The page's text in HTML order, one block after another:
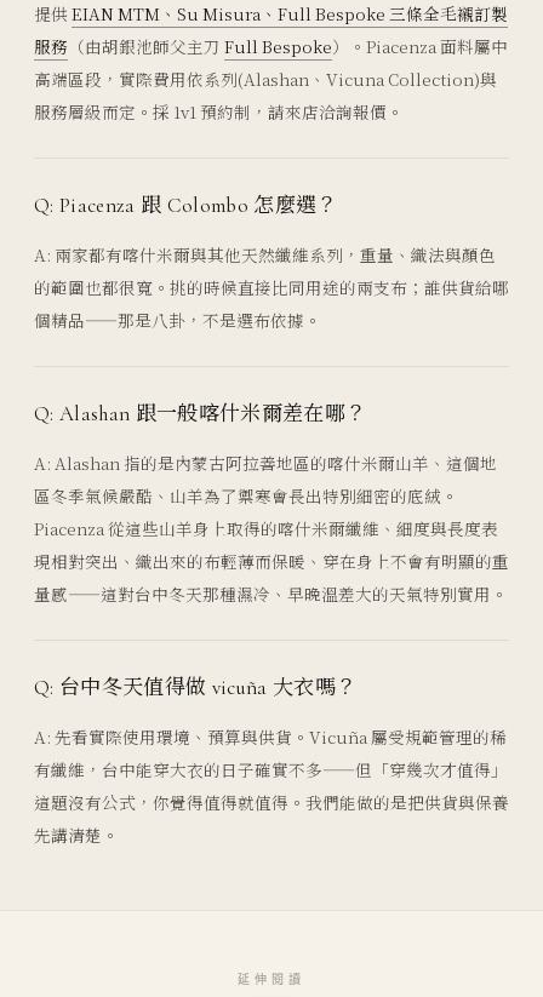
提供EIAN MTM、Su Misura、Full Bespoke 三條全毛襯訂製
服務 （由胡銀池師父主刀 Full Bespoke）。Piacenza 面料屬中
高端區段，實際費用依系列(Alashan、Vicuna Collection)與
服務層級而定。採 1v1 預約制，請來店洽詢報價。
Q: Piacenza 跟 Colombo 怎麼選？
A: 兩家都有喀什米爾與其他天然纖維系列，重量、織法與顏色
的範圍也都很寬。挑的時候直接比同用途的兩支布；誰供貨給哪
個精品——那是八卦，不是選布依據。
Q: Alashan 跟一般喀什米爾差在哪？
A: Alashan 指的是內蒙古阿拉善地區的喀什米爾山羊、這個地
區冬季氣候嚴酷、山羊為了禦寒會長出特別細密的底絨。
Piacenza 從這些山羊身上取得的喀什米爾纖維、細度與長度表
現相對突出、織出來的布輕薄而保暖、穿在身上不會有明顯的重
量感——這對台中冬天那種濕冷、早晚溫差大的天氣特別實用。
Q: 台中冬天值得做 vicuña 大衣嗎？
A: 先看實際使用環境、預算與供貨。Vicuña 屬受規範管理的稀
有纖維，台中能穿大衣的日子確實不多——但「穿幾次才值得」
這題沒有公式，你覺得值得就值得。我們能做的是把供貨與保養
先講清楚。
延伸閱讀